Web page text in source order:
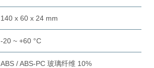
140 x 60 x 24 mm
-20 ~ +60 °C
ABS / ABS-PC 玻璃纤维 10%